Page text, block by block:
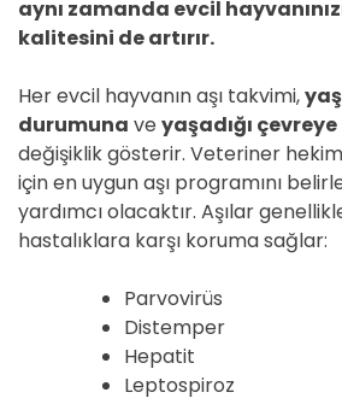
aynı zamanda evcil
kalitesini de artırır.
Her evcil hayvanın aşı takvimi,
durumuna ve yaşadığı çevreye
değişiklik gösterir. Veteriner
için en uygun aşı programını
yardımcı olacaktır. Aşılar
hastalıklara karşı koruma sağlar:
Parvovirüs
Distemper
Hepatit
Leptospiroz